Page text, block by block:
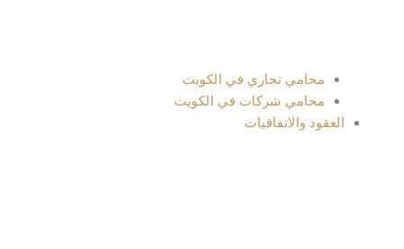
محامي تجاري في الكويت
محامي شركات في الكويت
العقود والاتفاقيات